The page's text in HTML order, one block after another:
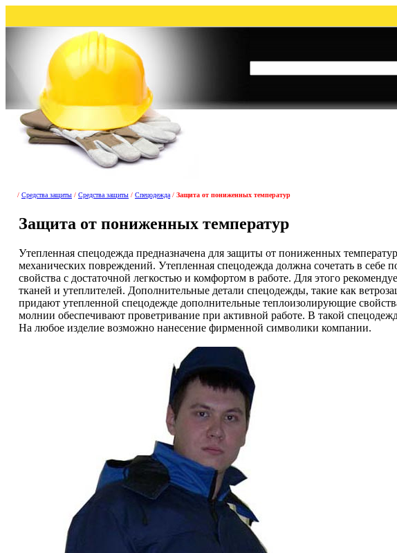
/ Средства защиты / Средства защиты / Спецодежда / Защита от пониженных температур
Защита от пониженных температур
Утепленная спецодежда предназначена для защиты от пониженных
механических повреждений. Утепленная спецодежда должна сочетать в
свойства с достаточной легкостью и комфортом в работе. Для этого
тканей и утеплителей. Дополнительные детали спецодежды, такие как
придают утепленной спецодежде дополнительные теплоизолирующие
молнии обеспечивают проветривание при активной работе. В такой
На любое изделие возможно нанесение фирменной символики компании.